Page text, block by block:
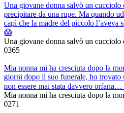
Una giovane donna salvò un cucciolo
precipitare da una rupe. Ma quando
capì che la madre del piccolo l’aveva
😱
Una giovane donna salvò un cucciolo
0365
Mia nonna mi ha cresciuta dopo la
giorni dopo il suo funerale, ho trovato
non essere mai stata davvero
Mia nonna mi ha cresciuta dopo la
0271